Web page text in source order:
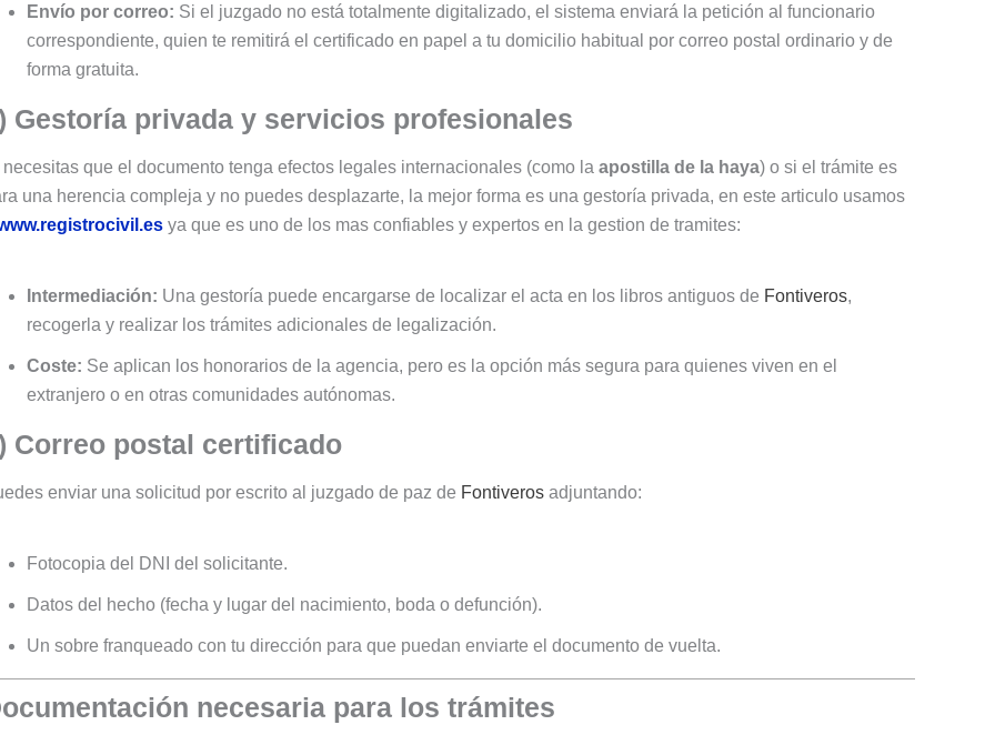
Envío por correo: Si el juzgado no está totalmente digitalizado, el sistema enviará la petición al funcionario
correspondiente, quien te remitirá el certificado en papel a tu domicilio habitual por correo postal ordinario y de
forma gratuita.
Gestoría privada y servicios profesionales
que el documento tenga efectos legales internacionales (como la apostilla de la haya) o si el trámite es
una herencia compleja y no puedes desplazarte, la mejor forma es una gestoría privada, en este articulo usamos
ya que es uno de los mas confiables y expertos en la gestion de tramites:
Intermediación: Una gestoría puede encargarse de localizar el acta en los libros antiguos de Fontiveros,
recogerla y realizar los trámites adicionales de legalización.
Coste: Se aplican los honorarios de la agencia, pero es la opción más segura para quienes viven en el
extranjero o en otras comunidades autónomas.
Correo postal certificado
enviar una solicitud por escrito al juzgado de paz de Fontiveros adjuntando:
Fotocopia del DNI del solicitante.
Datos del hecho (fecha y lugar del nacimiento, boda o defunción).
Un sobre franqueado con tu dirección para que puedan enviarte el documento de vuelta.
necesaria para los trámites